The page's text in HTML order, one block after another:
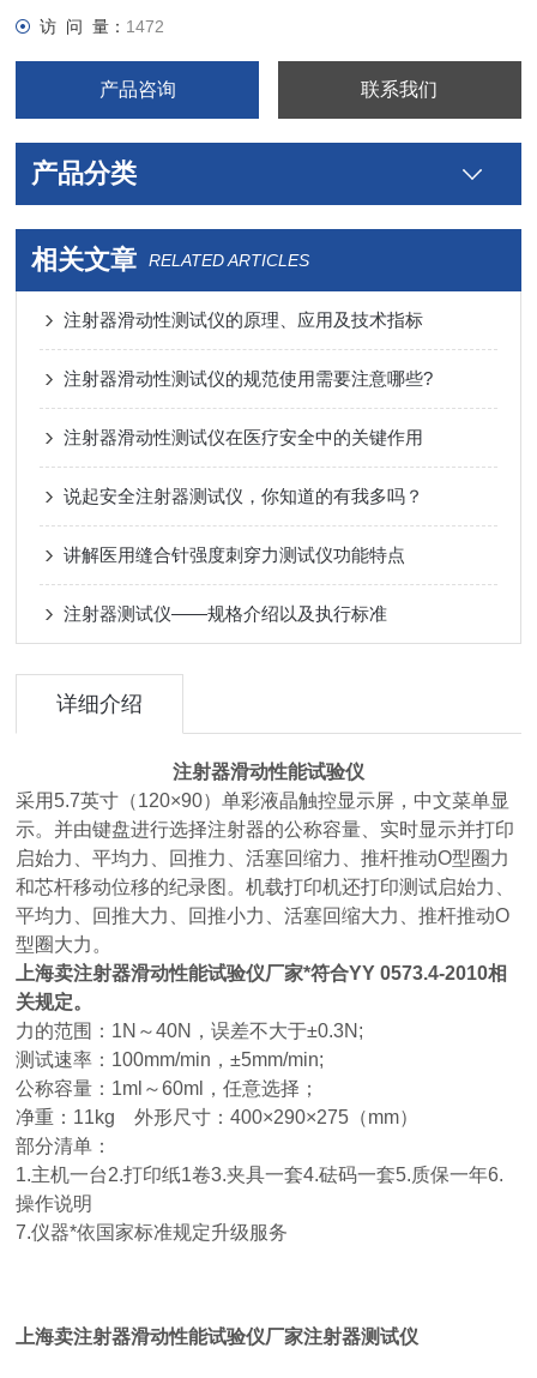
访 问 量： 1472
产品咨询 联系我们
产品分类
相关文章 RELATED ARTICLES
注射器滑动性测试仪的原理、应用及技术指标
注射器滑动性测试仪的规范使用需要注意哪些?
注射器滑动性测试仪在医疗安全中的关键作用
说起安全注射器测试仪，你知道的有我多吗？
讲解医用缝合针强度刺穿力测试仪功能特点
注射器测试仪——规格介绍以及执行标准
详细介绍
注射器滑动性能试验仪
采用5.7英寸（120×90）单彩液晶触控显示屏，中文菜单显
示。并由键盘进行选择注射器的公称容量、实时显示并打印
启始力、平均力、回推力、活塞回缩力、推杆推动O型圈力
和芯杆移动位移的纪录图。机载打印机还打印测试启始力、
平均力、回推大力、回推小力、活塞回缩大力、推杆推动O
型圈大力。
上海卖注射器滑动性能试验仪厂家*符合YY 0573.4-2010相
关规定。
力的范围：1N～40N，误差不大于±0.3N;
测试速率：100mm/min，±5mm/min;
公称容量：1ml～60ml，任意选择；
净重：11kg 外形尺寸：400×290×275（mm）
部分清单：
1.主机一台2.打印纸1卷3.夹具一套4.砝码一套5.质保一年6.
操作说明
7.仪器*依国家标准规定升级服务
上海卖注射器滑动性能试验仪厂家注射器测试仪